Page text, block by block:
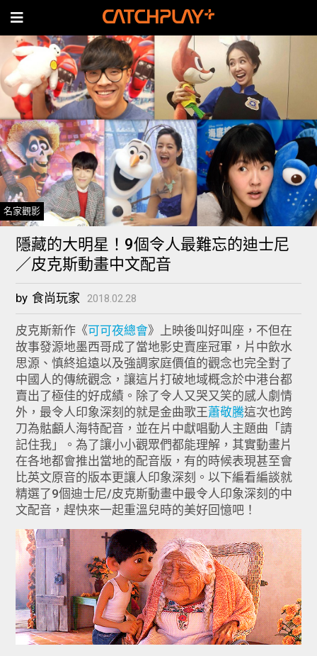
名家觀影
隱藏的大明星！9個令人最難忘的迪士尼
／皮克斯動畫中文配音
by 食尚玩家 2018.02.28
皮克斯新作《可可夜總會》上映後叫好叫座，不但在
故事發源地墨西哥成了當地影史賣座冠軍，片中飲水
思源、慎終追遠以及強調家庭價值的觀念也完全對了
中國人的傳統觀念，讓這片打破地域概念於中港台都
賣出了極佳的好成績。除了令人又哭又笑的感人劇情
外，最令人印象深刻的就是金曲歌王蕭敬騰這次也跨
刀為骷顱人海特配音，並在片中獻唱動人主題曲「請
記住我」。為了讓小小觀眾們都能理解，其實動畫片
在各地都會推出當地的配音版，有的時候表現甚至會
比英文原音的版本更讓人印象深刻。以下編看編談就
精選了9個迪士尼/皮克斯動畫中最令人印象深刻的中
文配音，趕快來一起重溫兒時的美好回憶吧！